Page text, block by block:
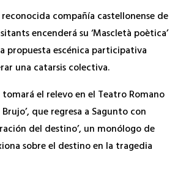
compañía castellonense de
encenderá su ‘Mascletà poètica’
propuesta escénica participativa
una catarsis colectiva.
tomará el relevo en el Teatro Romano
que regresa a Sagunto con
del destino’, un monólogo de
sobre el destino en la tragedia